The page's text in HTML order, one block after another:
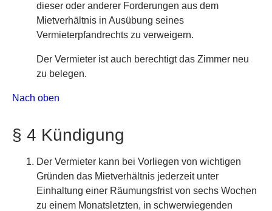
dieser oder anderer Forderungen aus dem
Mietverhältnis in Ausübung seines
Vermieterpfandrechts zu verweigern.
Der Vermieter ist auch berechtigt das Zimmer neu
zu belegen.
Nach oben
§ 4 Kündigung
Der Vermieter kann bei Vorliegen von wichtigen
Gründen das Mietverhältnis jederzeit unter
Einhaltung einer Räumungsfrist von sechs Wochen
zu einem Monatsletzten, in schwerwiegenden